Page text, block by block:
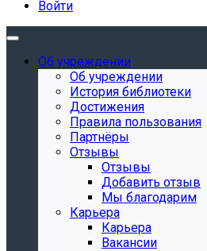
Войти
Об учреждении
Об учреждении
История библиотеки
Достижения
Правила пользования
Партнёры
Отзывы
Отзывы
Добавить отзыв
Мы благодарим
Карьера
Карьера
Вакансии